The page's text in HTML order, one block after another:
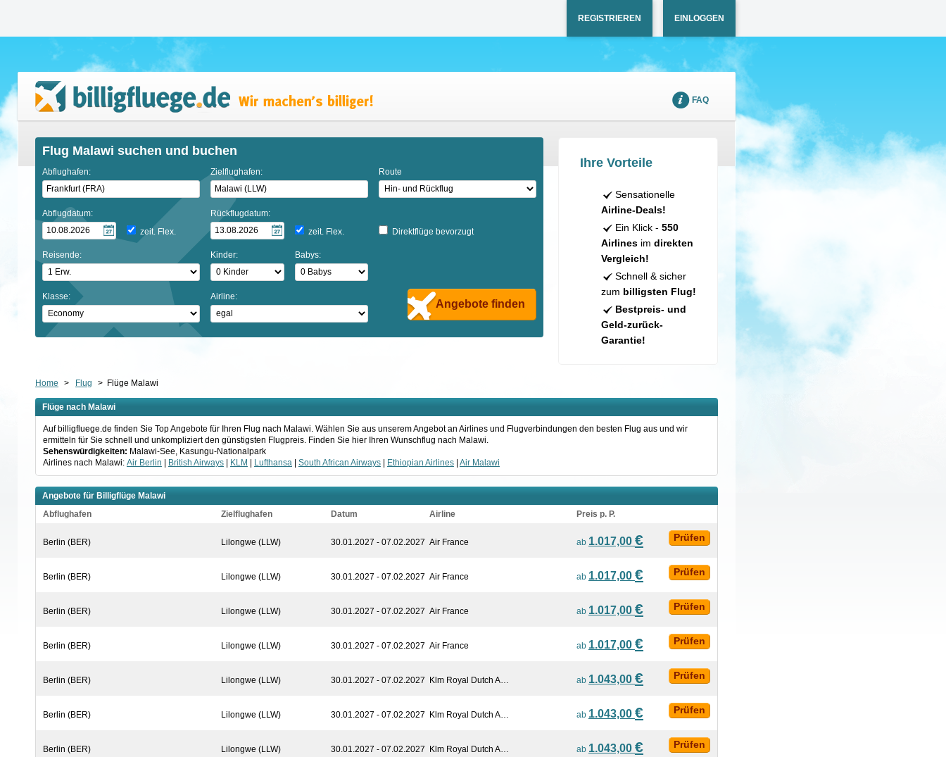
REGISTRIEREN EINLOGGEN
FAQ
Flug Malawi suchen und buchen
Abflughafen: Zielflughafen: Route
Abflugdatum:
zeit. Flex.
Rückflugdatum:
zeit. Flex.
Direktflüge bevorzugt
Reisende: Kinder: Babys:
Klasse: Airline:
Angebote finden
Ihre Vorteile
Sensationelle
Airline-Deals!
Ein Klick - 550
Airlinesim direkten
Vergleich!
Schnell & sicher
zum billigsten Flug!
Bestpreis- und
Geld-zurück-
Garantie!
Home > Flug > Flüge Malawi
Flüge nach Malawi
Auf billigfluege.de finden Sie Top Angebote für Ihren Flug nach Malawi. Wählen Sie aus unserem Angebot an Airlines und Flugverbindungen den besten Flug aus und wir
ermitteln für Sie schnell und unkompliziert den günstigsten Flugpreis. Finden Sie hier Ihren Wunschflug nach Malawi.
Sehenswürdigkeiten: Malawi-See, Kasungu-Nationalpark
Airlines nach Malawi: Air Berlin British Airways| KLM Lufthansa| South African Airways| Ethiopian Airlines| Air Malawi
Angebote für Billigflüge Malawi
Abflughafen
Zielflughafen Datum Airline Preis p. P.
Berlin (BER) Lilongwe (LLW) 30.01.2027 - 07.02.2027 Air France ab 1.017,00 € Prüfen
Berlin (BER) Lilongwe (LLW) 30.01.2027 - 07.02.2027 Air France ab 1.017,00 € Prüfen
Berlin (BER) Lilongwe (LLW) 30.01.2027 - 07.02.2027 Air France ab 1.017,00 € Prüfen
Berlin (BER) Lilongwe (LLW) 30.01.2027 - 07.02.2027 Air France ab 1.017,00 € Prüfen
Berlin (BER) Lilongwe (LLW) 30.01.2027 - 07.02.2027 Klm Royal Dutch A… ab 1.043,00 € Prüfen
Berlin (BER) Lilongwe (LLW) 30.01.2027 - 07.02.2027 Klm Royal Dutch A… ab 1.043,00 € Prüfen
Berlin (BER) Lilongwe (LLW) 30.01.2027 - 07.02.2027 Klm Royal Dutch A… ab 1.043,00 € Prüfen